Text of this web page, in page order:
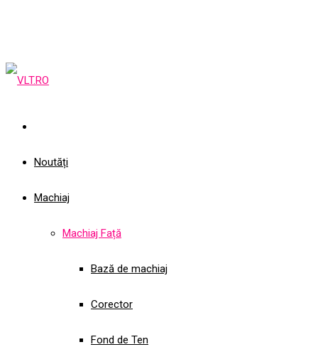
Noutăți
Machiaj
Machiaj Față
Bază de machiaj
Corector
Fond de Ten